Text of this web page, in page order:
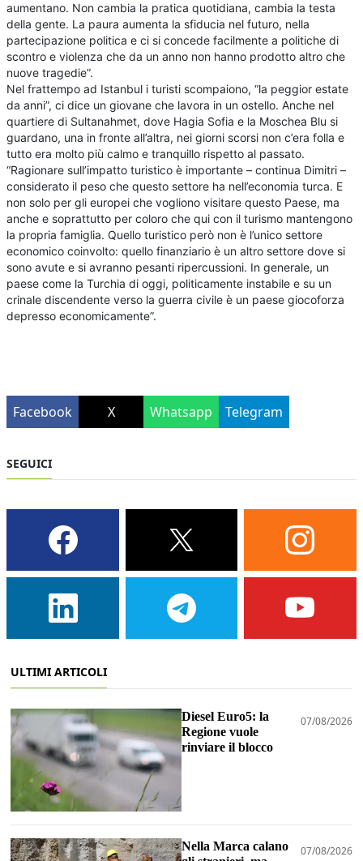
aumentano. Non cambia la pratica quotidiana, cambia la testa
della gente. La paura aumenta la sfiducia nel futuro, nella
partecipazione politica e ci si concede facilmente a politiche di
scontro e violenza che da un anno non hanno prodotto altro che
nuove tragedie”.
Nel frattempo ad Istanbul i turisti scompaiono, “la peggior estate
da anni”, ci dice un giovane che lavora in un ostello. Anche nel
quartiere di Sultanahmet, dove Hagia Sofia e la Moschea Blu si
guardano, una in fronte all’altra, nei giorni scorsi non c’era folla e
tutto era molto più calmo e tranquillo rispetto al passato.
“Ragionare sull’impatto turistico è importante – continua Dimitri –
considerato il peso che questo settore ha nell’economia turca. E
non solo per gli europei che vogliono visitare questo Paese, ma
anche e soprattutto per coloro che qui con il turismo mantengono
la propria famiglia. Quello turistico però non è l’unico settore
economico coinvolto: quello finanziario è un altro settore dove si
sono avute e si avranno pesanti ripercussioni. In generale, un
paese come la Turchia di oggi, politicamente instabile e su un
crinale discendente verso la guerra civile è un paese giocoforza
depresso economicamente”.
Facebook X Whatsapp Telegram
SEGUICI
ULTIMI ARTICOLI
Diesel Euro5: la
Regione vuole
rinviare il blocco
07/08/2026
Nella Marca calano
07/08/2026